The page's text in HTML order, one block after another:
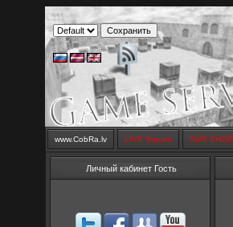
www.CobRa.lv LIVE Stream SMS SHOP
Личный кабинет Гость